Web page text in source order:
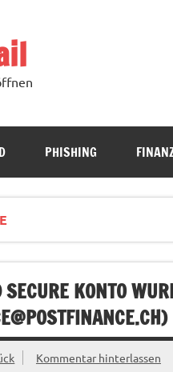
PHISHING
KONTO
)
Kommentar hinterlassen